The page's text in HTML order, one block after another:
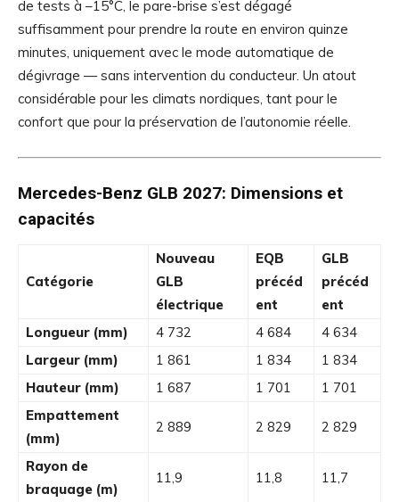
de tests à –15°C, le pare-brise s’est dégagé
suffisamment pour prendre la route en environ quinze
minutes, uniquement avec le mode automatique de
dégivrage — sans intervention du conducteur. Un atout
considérable pour les climats nordiques, tant pour le
confort que pour la préservation de l’autonomie réelle.
Mercedes-Benz GLB 2027: Dimensions et
capacités
Catégorie
Nouveau
GLB
électrique
EQB
précéd
ent
GLB
précéd
ent
Longueur (mm)
4 732 4 684
4 634
Largeur (mm)
1 861 1 834
1 834
Hauteur (mm)
1 687 1 701
1 701
Empattement
(mm)
2 889 2 829 2 829
Rayon de
braquage (m)
11,9 11,8 11,7